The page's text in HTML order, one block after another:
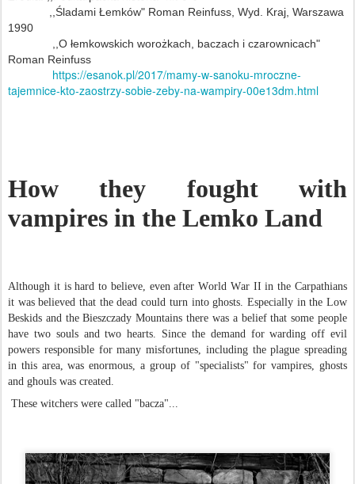
,,Śladami Łemków" Roman Reinfuss, Wyd. Kraj, Warszawa
1990
,,O łemkowskich worożkach, baczach i czarownicach"
Roman Reinfuss
https://esanok.pl/2017/mamy-w-sanoku-mroczne-
tajemnice-kto-zaostrzy-sobie-zeby-na-wampiry-00e13dm.html
How they fought with
vampires in the Lemko Land
Although it is hard to believe, even after World War II in the Carpathians
it was believed that the dead could turn into ghosts. Especially in the Low
Beskids and the Bieszczady Mountains there was a belief that some people
have two souls and two hearts. Since the demand for warding off evil
powers responsible for many misfortunes, including the plague spreading
in this area, was enormous, a group of "specialists" for vampires, ghosts
and ghouls was created.
These witchers were called "bacza"...